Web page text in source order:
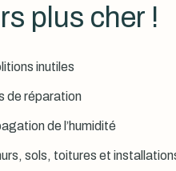
plus cher !
inutiles
de réparation
de l’humidité
sols, toitures et